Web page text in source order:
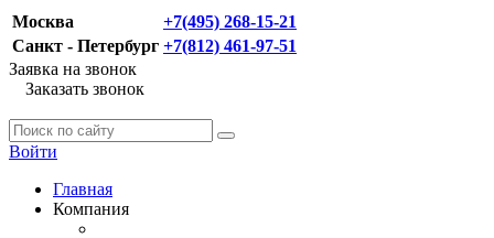
Москва
+7(495) 268-15-21
Санкт - Петербург +7(812) 461-97-51
Заявка на звонок
Заказать звонок
Войти
Главная
Компания